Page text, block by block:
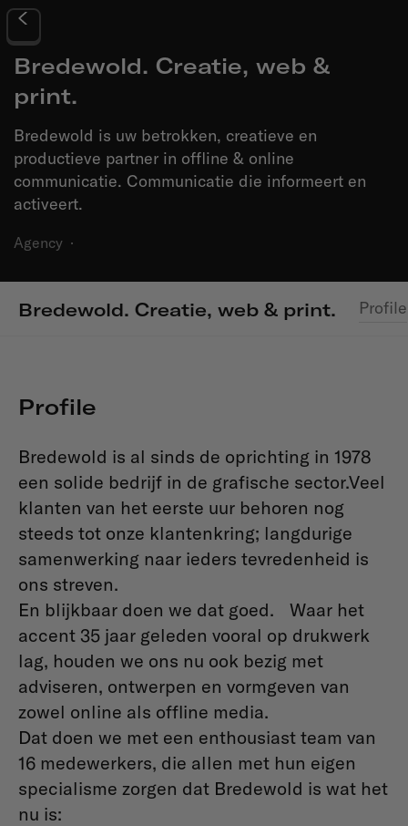
Bredewold. Creatie, web &
print.
Bredewold is uw betrokken, creatieve en
productieve partner in offline & online
communicatie. Communicatie die informeert en
activeert.
Agency ·
Bredewold. Creatie, web & print. Profile
Profile
Bredewold is al sinds de oprichting in 1978
een solide bedrijf in de grafische sector.Veel
klanten van het eerste uur behoren nog
steeds tot onze klantenkring; langdurige
samenwerking naar ieders tevredenheid is
ons streven.
En blijkbaar doen we dat goed. Waar het
accent 35 jaar geleden vooral op drukwerk
lag, houden we ons nu ook bezig met
adviseren, ontwerpen en vormgeven van
zowel online als offline media.
Dat doen we met een enthousiast team van
16 medewerkers, die allen met hun eigen
specialisme zorgen dat Bredewold is wat het
nu is: